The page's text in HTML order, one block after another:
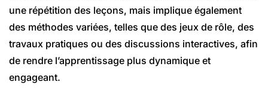
une répétition des leçons, mais implique également
des méthodes variées, telles que des jeux de rôle, des
travaux pratiques ou des discussions interactives, afin
de rendre l’apprentissage plus dynamique et
engageant.